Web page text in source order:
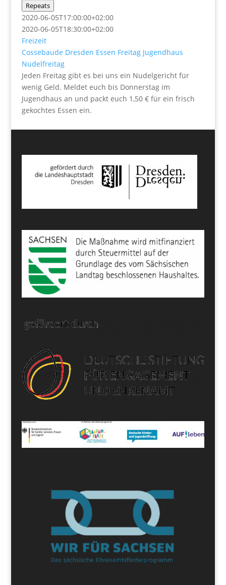
Repeats
2020-06-05T17:00:00+02:00
2020-06-05T18:30:00+02:00
Freizeit
Cossebaude Dresden Essen Freitag Jugendhaus
Nudelfreitag
Jeden Freitag gibt es bei uns ein Nudelgericht für
wenig Geld. Meldet euch bis Donnerstag im
Jugendhaus an und packt euch 1,50 € für ein frisch
gekochtes Essen ein.